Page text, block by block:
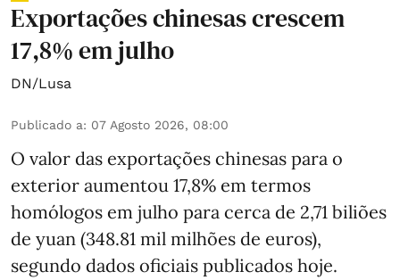
Exportações chinesas crescem
17,8% em julho
DN/Lusa
Publicado a: 07 Agosto 2026, 08:00
O valor das exportações chinesas para o
exterior aumentou 17,8% em termos
homólogos em julho para cerca de 2,71 biliões
de yuan (348.81 mil milhões de euros),
segundo dados oficiais publicados hoje.